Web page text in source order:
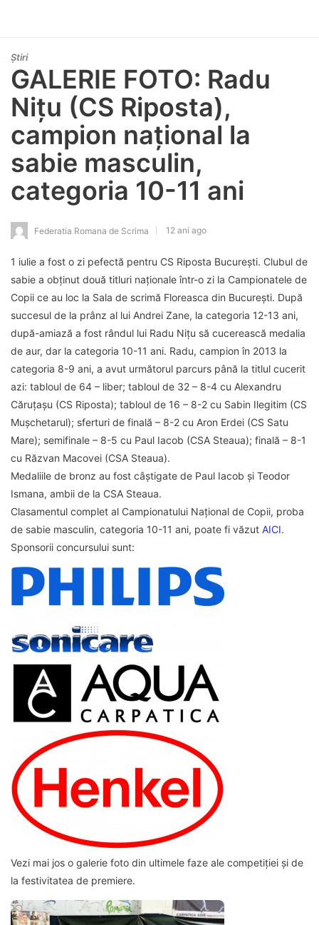
Știri
GALERIE FOTO: Radu
Nițu (CS Riposta),
campion național la
sabie masculin,
categoria 10-11 ani
Federatia Romana de Scrima 12 ani ago
1 iulie a fost o zi pefectă pentru CS Riposta București. Clubul de
sabie a obținut două titluri naționale într-o zi la Campionatele de
Copii ce au loc la Sala de scrimă Floreasca din București. După
succesul de la prânz al lui Andrei Zane, la categoria 12-13 ani,
după-amiază a fost rândul lui Radu Nițu să cucerească medalia
de aur, dar la categoria 10-11 ani. Radu, campion în 2013 la
categoria 8-9 ani, a avut următorul parcurs până la titlul cucerit
azi: tabloul de 64 – liber; tabloul de 32 – 8-4 cu Alexandru
Căruțașu (CS Riposta); tabloul de 16 – 8-2 cu Sabin Ilegitim (CS
Mușchetarul); sferturi de finală – 8-2 cu Aron Erdei (CS Satu
Mare); semifinale – 8-5 cu Paul Iacob (CSA Steaua); finală – 8-1
cu Răzvan Macovei (CSA Steaua).
Medaliile de bronz au fost câștigate de Paul Iacob și Teodor
Ismana, ambii de la CSA Steaua.
Clasamentul complet al Campionatului Național de Copii, proba
de sabie masculin, categoria 10-11 ani, poate fi văzut AICI.
Sponsorii concursului sunt:
Vezi mai jos o galerie foto din ultimele faze ale competiției și de
la festivitatea de premiere.